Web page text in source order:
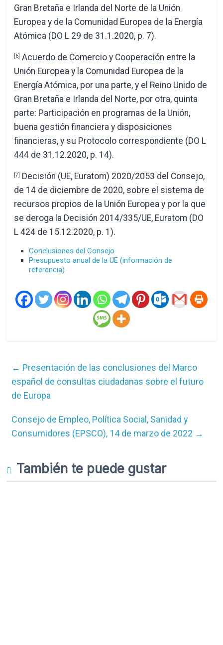
Gran Bretaña e Irlanda del Norte de la Unión
Europea y de la Comunidad Europea de la Energía
Atómica (DO L 29 de 31.1.2020, p. 7).
[6]
Acuerdo de Comercio y Cooperación entre la
Unión Europea y la Comunidad Europea de la
Energía Atómica, por una parte, y el Reino Unido de
Gran Bretaña e Irlanda del Norte, por otra, quinta
parte: Participación en programas de la Unión,
buena gestión financiera y disposiciones
financieras, y su Protocolo correspondiente (DO L
444 de 31.12.2020, p. 14).
[7]
Decisión (UE, Euratom) 2020/2053 del Consejo,
de 14 de diciembre de 2020, sobre el sistema de
recursos propios de la Unión Europea y por la que
se deroga la Decisión 2014/335/UE, Euratom (DO
L 424 de 15.12.2020, p. 1).
Conclusiones del Consejo
Presupuesto anual de la UE (información de
referencia)
← Presentación de las conclusiones del Marco
español de consultas ciudadanas sobre el futuro
de Europa
Consejo de Empleo, Política Social, Sanidad y
Consumidores (EPSCO), 14 de marzo de 2022 →
También te puede gustar